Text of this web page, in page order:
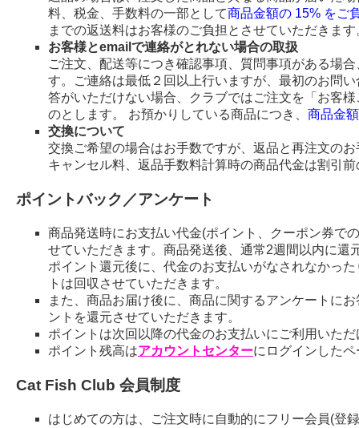
料、税金、手数料の一部として商品金額の 15% をご
までの返送料はお客様のご負担とさせていただきます
お客様とemailで連絡がとれない場合の取扱
ご注文、配送等につき確認事項、質問事項がある場
す。ご連絡は最低２回以上行いますが、最初のお問
答がいただけない場合、クラブではご注文を「お客
のとします。 お預かりしている商品につき、 商品金
交換について
交換ご希望の場合はお手数ですが、返品と再注文の
キャンセル料、返品手数料計算時の商品代金は割引
ポイントバック／アンケート
商品発送時にお支払い代金(ポイント、クーポン券で
せていただきます。商品発送後、通常2週間以内に還
ポイント還元後に、代金のお支払いがなされなかっ
トは回収させていただきます。
また、商品お届け後に、商品に関するアンケートに
ントを還元させていただきます。
ポイントは次回以降の代金のお支払いにご利用いた
ポイント残高はアカウントセンターにログインした
Cat Fish Club 会員制度
はじめての方は、ご注文時に自動的にフリー会員(登